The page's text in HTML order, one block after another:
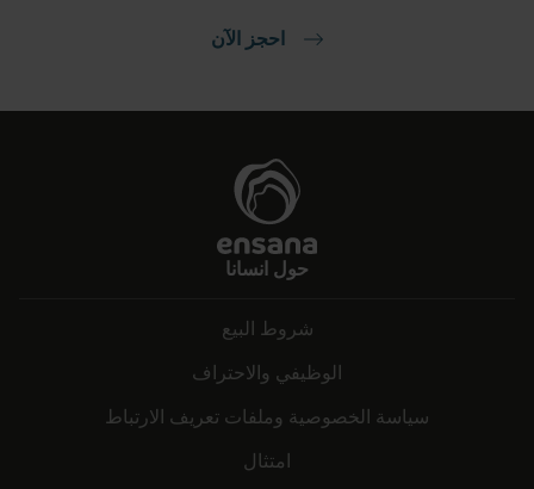
احجز الآن
حول انسانا
شروط البيع
الوظيفي والاحتراف
سياسة الخصوصية وملفات تعريف الارتباط
امتثال